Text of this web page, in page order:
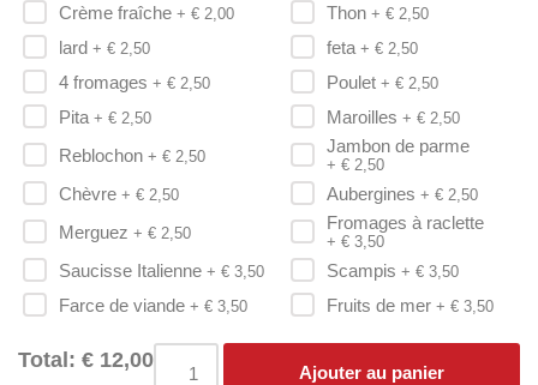
Crème fraîche + € 2,00 Thon + € 2,50
lard + € 2,50 feta + € 2,50
4 fromages + € 2,50 Poulet + € 2,50
Pita + € 2,50 Maroilles + € 2,50
Reblochon + € 2,50 Jambon de parme
+ € 2,50
Chèvre + € 2,50 Aubergines + € 2,50
Merguez + € 2,50 Fromages à raclette
+ € 3,50
Saucisse Italienne + € 3,50 Scampis + € 3,50
Farce de viande + € 3,50 Fruits de mer + € 3,50
Total: € 12,00
Ajouter au panier